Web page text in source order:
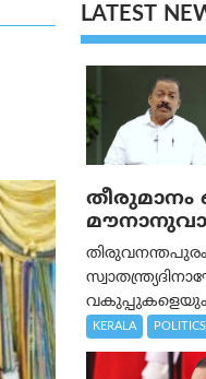
LATEST
KERALA POLITICS